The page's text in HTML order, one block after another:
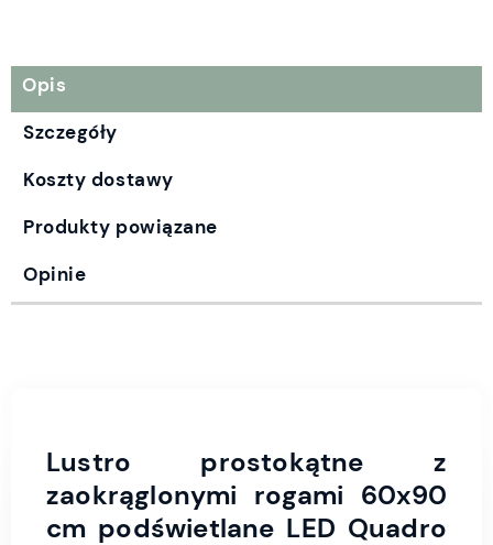
Opis
Szczegóły
Koszty dostawy
Produkty powiązane
Opinie
Lustro prostokątne z
zaokrąglonymi rogami 60x90
cm podświetlane LED Quadro